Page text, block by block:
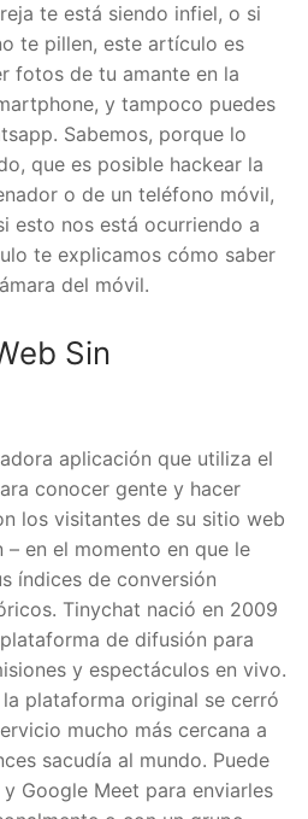
te está siendo infiel, o si
te pillen, este artículo es
fotos de tu amante en la
y tampoco puedes
Sabemos, porque lo
que es posible hackear la
o de un teléfono móvil,
esto nos está ocurriendo a
te explicamos cómo saber
del móvil.
Sin
aplicación que utiliza el
conocer gente y hacer
los visitantes de su sitio web
en el momento en que le
índices de conversión
Tinychat nació en 2009
de difusión para
y espectáculos en vivo.
plataforma original se cerró
mucho más cercana a
sacudía al mundo. Puede
Google Meet para enviarles